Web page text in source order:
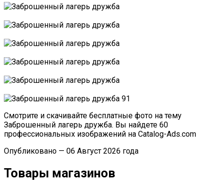
Смотрите и скачивайте бесплатные фото на тему
Заброшенный лагерь дружба. Вы найдете 60
профессиональных изображений на Catalog-Ads.com
Опубликовано — 06 Август 2026 года
Товары магазинов